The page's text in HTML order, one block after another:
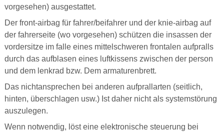
vorgesehen) ausgestattet.
Der front-airbag für fahrer/beifahrer und der knie-airbag auf
der fahrerseite (wo vorgesehen) schützen die insassen der
vordersitze im falle eines mittelschweren frontalen aufpralls
durch das aufblasen eines luftkissens zwischen der person
und dem lenkrad bzw. Dem armaturenbrett.
Das nichtansprechen bei anderen aufprallarten (seitlich,
hinten, überschlagen usw.) Ist daher nicht als systemstörung
auszulegen.
Wenn notwendig, löst eine elektronische steuerung bei